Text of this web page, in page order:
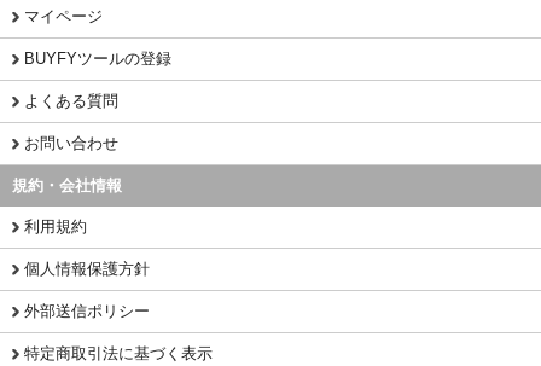
マイページ
BUYFYツールの登録
よくある質問
お問い合わせ
規約・会社情報
利用規約
個人情報保護方針
外部送信ポリシー
特定商取引法に基づく表示